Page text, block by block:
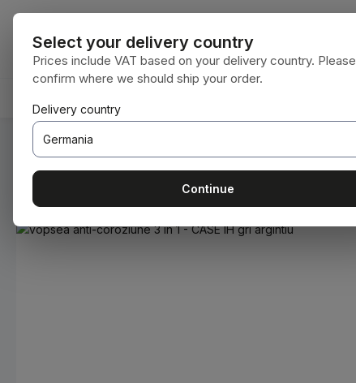
la conținutul principal
Sari la căutare
Sari la navigarea principală
Sunteți aici: Acasă Consumabile Vopsele și lacuri
Sari peste galeria de imagini
Select your delivery country
Prices include VAT based on your delivery country. Please
confirm where we should ship your order.
Delivery country
Continue